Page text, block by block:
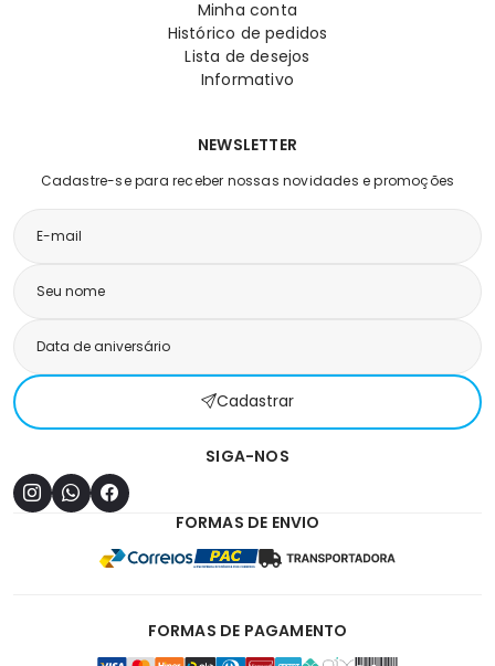
Minha conta
Histórico de pedidos
Lista de desejos
Informativo
NEWSLETTER
Cadastre-se para receber nossas novidades e promoções
Cadastrar
SIGA-NOS
FORMAS DE ENVIO
FORMAS DE PAGAMENTO